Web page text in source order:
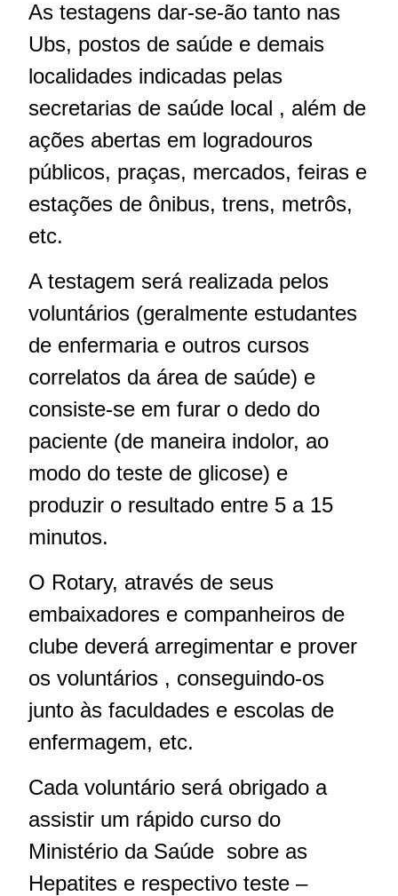
As testagens dar-se-ão tanto nas
Ubs, postos de saúde e demais
localidades indicadas pelas
secretarias de saúde local , além de
ações abertas em logradouros
públicos, praças, mercados, feiras e
estações de ônibus, trens, metrôs,
etc.
A testagem será realizada pelos
voluntários (geralmente estudantes
de enfermaria e outros cursos
correlatos da área de saúde) e
consiste-se em furar o dedo do
paciente (de maneira indolor, ao
modo do teste de glicose) e
produzir o resultado entre 5 a 15
minutos.
O Rotary, através de seus
embaixadores e companheiros de
clube deverá arregimentar e prover
os voluntários , conseguindo-os
junto às faculdades e escolas de
enfermagem, etc.
Cada voluntário será obrigado a
assistir um rápido curso do
Ministério da Saúde sobre as
Hepatites e respectivo teste –